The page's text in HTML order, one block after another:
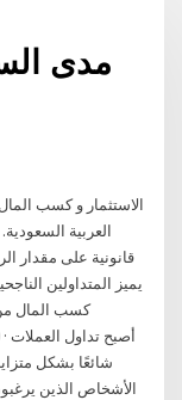
مدى
الاستثمار و كسب
العربية
قانونية على مقدار
يميز المتداولين
كسب المال من
الأشخاص الذين